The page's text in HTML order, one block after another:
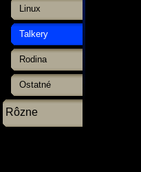
Linux
Talkery
Rodina
Ostatné
Rôzne